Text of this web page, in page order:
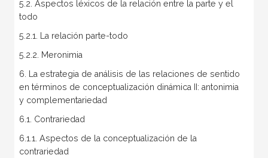
5.2. Aspectos léxicos de la relación entre la parte y el
todo
5.2.1. La relación parte-todo
5.2.2. Meronimia
6. La estrategia de análisis de las relaciones de sentido
en términos de conceptualización dinámica II: antonimia
y complementariedad
6.1. Contrariedad
6.1.1. Aspectos de la conceptualización de la
contrariedad